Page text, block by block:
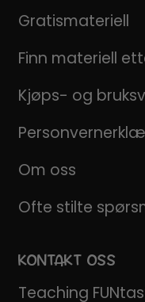
Gratismateriell
Finn materiell
Kjøps- og
Om oss
Ofte stilte
KONTAKT OSS
Teaching